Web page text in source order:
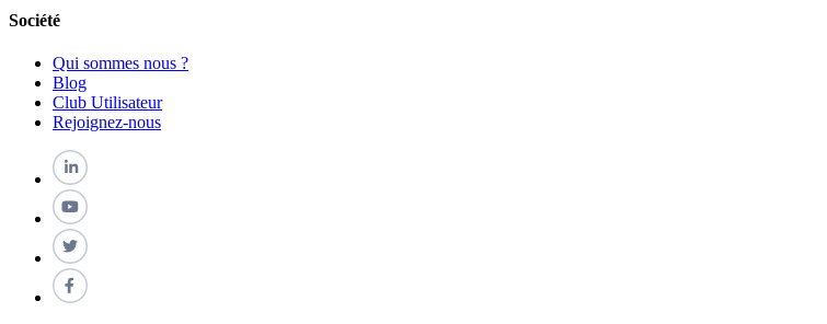
Société
Qui sommes nous ?
Blog
Club Utilisateur
Rejoignez-nous